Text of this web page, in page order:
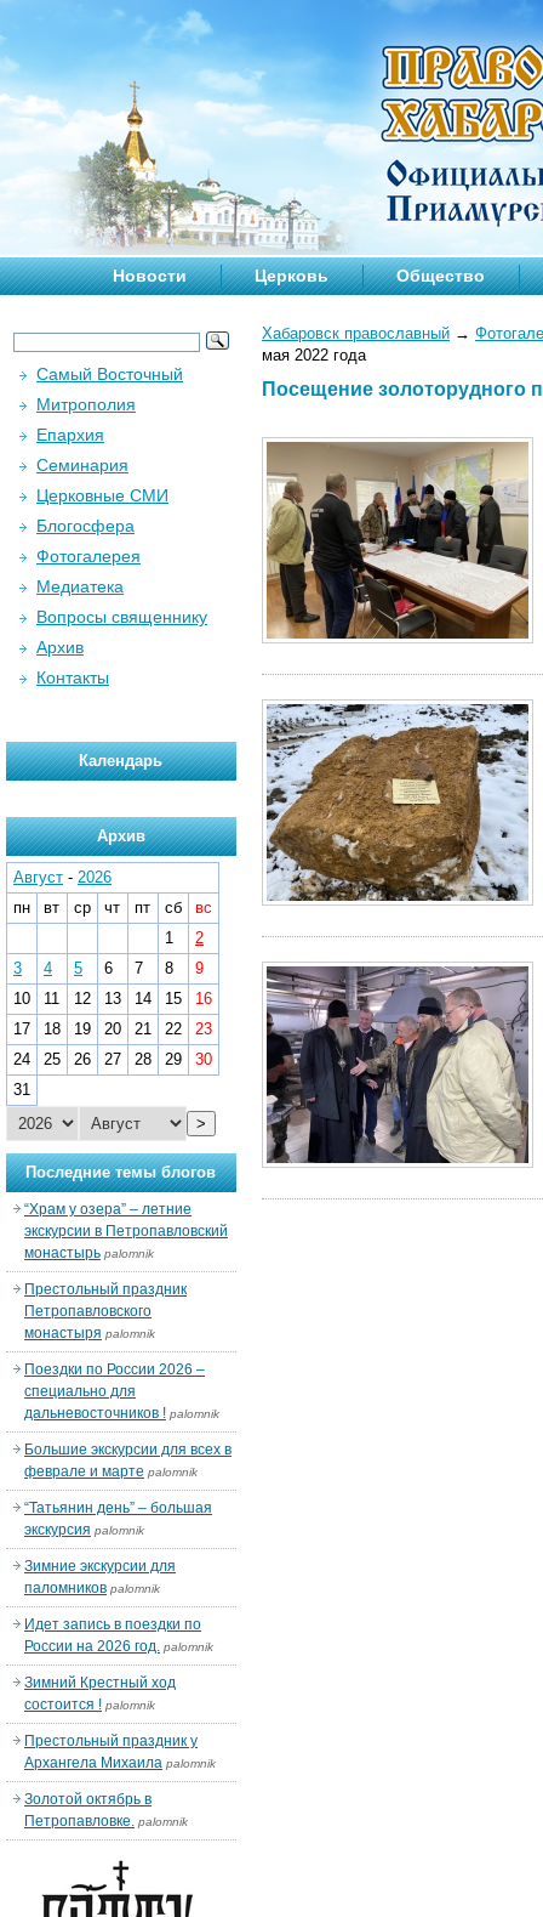
Новости Церковь Общество
Хабаровск православный →
мая 2022 года
Посещение золоторудного
Самый Восточный
Митрополия
Епархия
Семинария
Церковные СМИ
Блогосфера
Фотогалерея
Медиатека
Вопросы священнику
Архив
Контакты
Календарь
Архив
Август - 2026
пн
вт ср чт пт сб
вс
1
2
3
4 5 6 7 8
9
10
11 12 13 14 15
16
17
18 19 20 21 22
23
24
25 26 27 28 29
30
31
>
Последние темы блогов
“Храм у озера” – летние
экскурсии в Петропавловский
монастырь palomnik
Престольный праздник
Петропавловского
монастыря palomnik
Поездки по России 2026 –
специально для
дальневосточников ! palomnik
Большие экскурсии для всех в
феврале и марте palomnik
“Татьянин день” – большая
экскурсия palomnik
Зимние экскурсии для
паломников palomnik
Идет запись в поездки по
России на 2026 год. palomnik
Зимний Крестный ход
состоится ! palomnik
Престольный праздник у
Архангела Михаила palomnik
Золотой октябрь в
Петропавловке. palomnik